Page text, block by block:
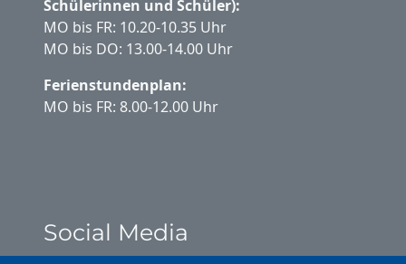
Schülerinnen und Schüler):
MO bis FR: 10.20-10.35 Uhr
MO bis DO: 13.00-14.00 Uhr
Ferienstundenplan:
MO bis FR: 8.00-12.00 Uhr
Social Media